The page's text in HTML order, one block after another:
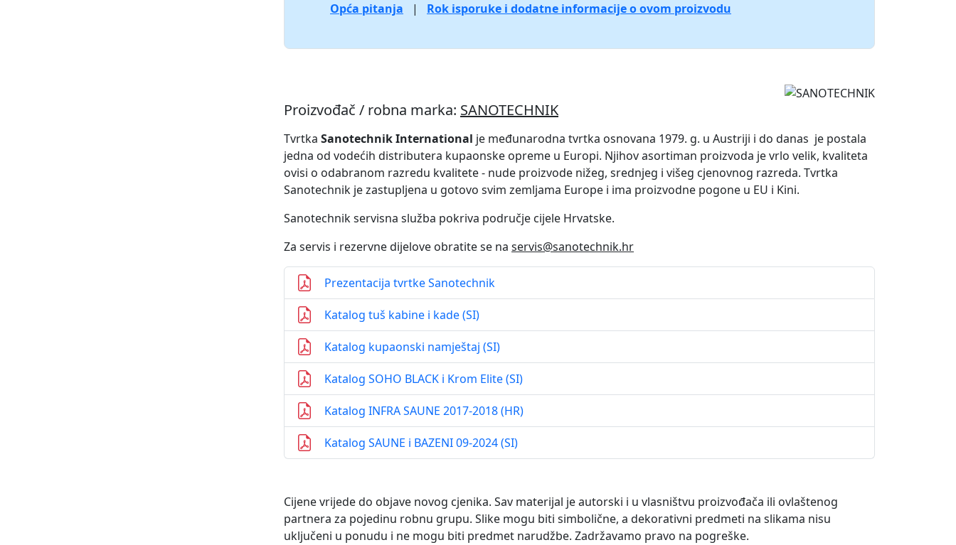
Opća pitanja
| Rok isporuke i dodatne informacije o ovom proizvodu
Proizvođač / robna marka: SANOTECHNIK
Tvrtka Sanotechnik International je međunarodna tvrtka osnovana 1979. g. u Austriji i do danas je postala
jedna od vodećih distributera kupaonske opreme u Europi. Njihov asortiman proizvoda je vrlo velik, kvaliteta
ovisi o odabranom razredu kvalitete - nude proizvode nižeg, srednjeg i višeg cjenovnog razreda. Tvrtka
Sanotechnik je zastupljena u gotovo svim zemljama Europe i ima proizvodne pogone u EU i Kini.
Sanotechnik servisna služba pokriva područje cijele Hrvatske.
Za servis i rezervne dijelove obratite se na servis@sanotechnik.hr
Prezentacija tvrtke Sanotechnik
Katalog tuš kabine i kade (SI)
Katalog kupaonski namještaj (SI)
Katalog SOHO BLACK i Krom Elite (SI)
Katalog INFRA SAUNE 2017-2018 (HR)
Katalog SAUNE i BAZENI 09-2024 (SI)
Cijene vrijede do objave novog cjenika. Sav materijal je autorski i u vlasništvu proizvođača ili ovlaštenog
partnera za pojedinu robnu grupu. Slike mogu biti simbolične, a dekorativni predmeti na slikama nisu
uključeni u ponudu i ne mogu biti predmet narudžbe. Zadržavamo pravo na pogreške.